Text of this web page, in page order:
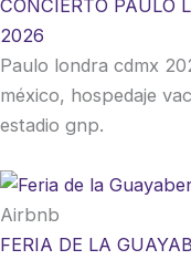
CONCIERTO PAULO
2026
Paulo londra cdmx
méxico, hospedaje
estadio gnp.
Airbnb
FERIA DE LA